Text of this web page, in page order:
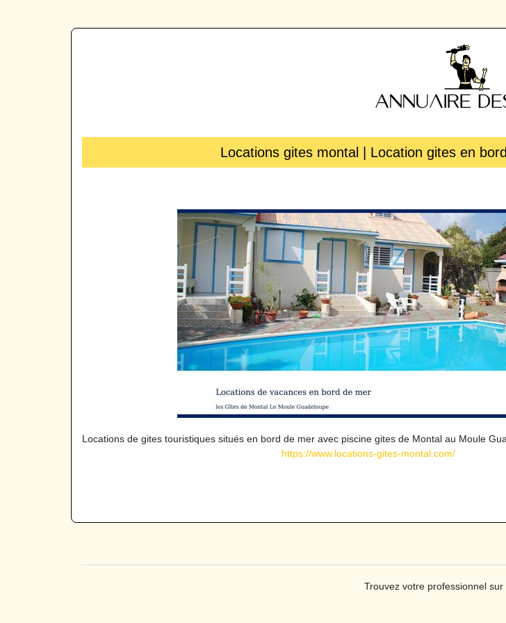
Locations gites montal | Location gites en
Locations de gites touristiques situés en bord de mer avec piscine gites de Montal au Moule
https://www.locations-gites-montal.com/
Trouvez votre professionnel